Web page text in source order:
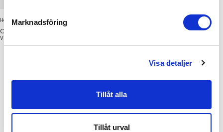
Marknadsföring
Visa detaljer
Tillåt alla
Tillåt urval
Hand Grips Black
Out of stock
VIRTUFIT
KÄSINEET & PITOHARJOITTELU
Treenikäsineet ovat tehokas tapa välttää loukkaantumisia ja rakkuloita
treenikäsineillä vältyt käsien turhalta kulumiselta. One More Rep -kaupasta
löydät laajan valikoiman treenikäsineitä sekä muita kuntoiluvälineitä ja
tarvikkeita todella hyvillä hinnoilla ja nopealla toimituksella.